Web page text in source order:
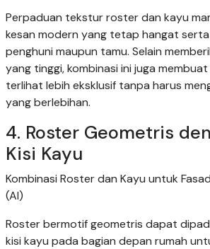
Perpaduan tekstur roster dan kayu
kesan modern yang tetap hangat
penghuni maupun tamu. Selain
yang tinggi, kombinasi ini juga
terlihat lebih eksklusif tanpa harus
yang berlebihan.
4. Roster Geometris
Kisi Kayu
Kombinasi Roster dan Kayu untuk
(AI)
Roster bermotif geometris dapat
kisi kayu pada bagian depan rumah